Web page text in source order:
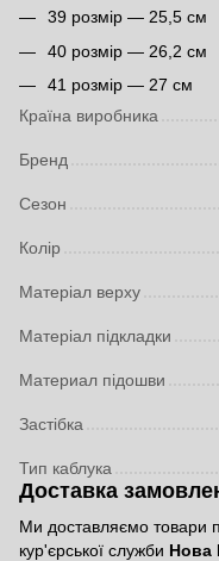
39 розмір — 25,5 см
40 розмір — 26,2 см
41 розмір — 27 см
Країна виробника
Бренд
Сезон
Колір
Матеріал верху
Матеріал підкладки
Материал підошви
Застібка
Тип каблука
Доставка
Ми доставляємо товари
кур'єрської служби Нова